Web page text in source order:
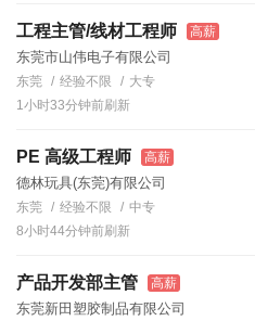
工程主管/线材工程师 高薪
东莞市山伟电子有限公司
东莞 经验不限
大专
1小时33分钟前刷新
PE 高级工程师 高薪
德林玩具(东莞)有限公司
东莞 经验不限
中专
8小时44分钟前刷新
产品开发部主管 高薪
东莞新田塑胶制品有限公司